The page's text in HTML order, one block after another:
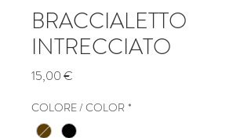
BRACCIALETTO
INTRECCIATO
15,00 €
COLORE / COLOR *